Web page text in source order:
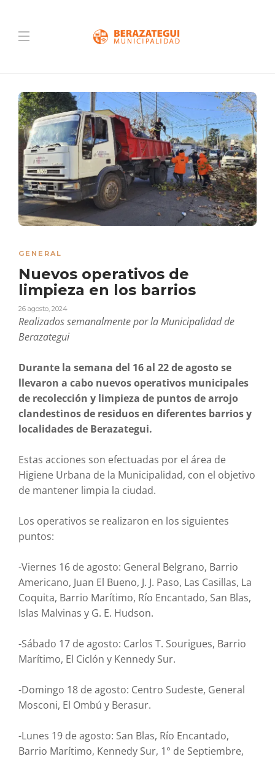
GENERAL
Nuevos operativos de
limpieza en los barrios
26 agosto, 2024
Realizados semanalmente por la Municipalidad de
Berazategui
Durante la semana del 16 al 22 de agosto se
llevaron a cabo nuevos operativos municipales
de recolección y limpieza de puntos de arrojo
clandestinos de residuos en diferentes barrios y
localidades de Berazategui.
Estas acciones son efectuadas por el área de
Higiene Urbana de la Municipalidad, con el objetivo
de mantener limpia la ciudad.
Los operativos se realizaron en los siguientes
puntos:
-Viernes 16 de agosto: General Belgrano, Barrio
Americano, Juan El Bueno, J. J. Paso, Las Casillas, La
Coquita, Barrio Marítimo, Río Encantado, San Blas,
Islas Malvinas y G. E. Hudson.
-Sábado 17 de agosto: Carlos T. Sourigues, Barrio
Marítimo, El Ciclón y Kennedy Sur.
-Domingo 18 de agosto: Centro Sudeste, General
Mosconi, El Ombú y Berasur.
-Lunes 19 de agosto: San Blas, Río Encantado,
Barrio Marítimo, Kennedy Sur, 1° de Septiembre,